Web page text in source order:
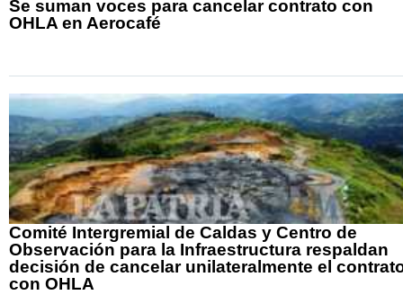
Se suman voces para cancelar contrato con
OHLA en Aerocafé
Comité Intergremial de Caldas y Centro de
Observación para la Infraestructura respaldan
decisión de cancelar unilateralmente el
con OHLA